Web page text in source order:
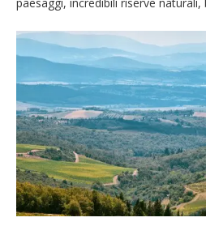
tutta la sua area di sorgenti di
offre la possibilità di sciare. Siete
angolo magico di Toscana durante